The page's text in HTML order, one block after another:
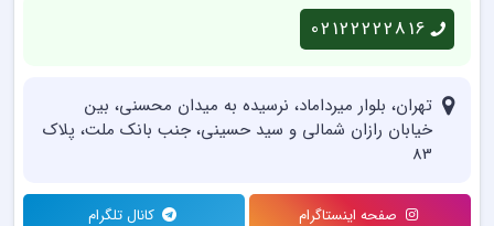
02122222816
تهران، بلوار میرداماد، نرسیده به میدان محسنی، بین
خیابان رازان شمالی و سید حسینی، جنب بانک ملت، پلاک
83
صفحه اینستاگرام کانال تلگرام